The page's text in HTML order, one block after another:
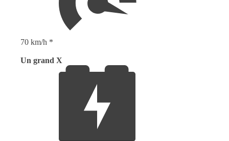
70 km/h *
Un grand X